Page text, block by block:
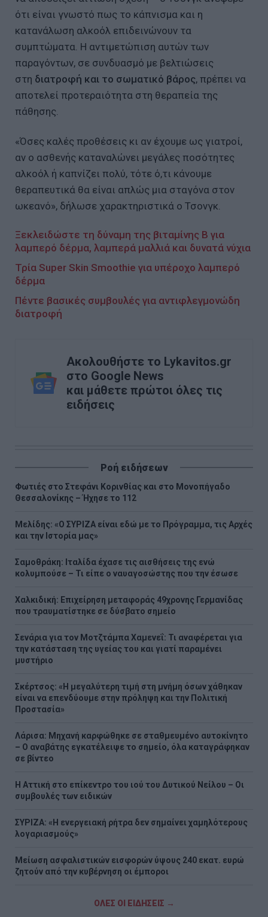
ότι είναι γνωστό πως το κάπνισμα και η
κατανάλωση αλκοόλ επιδεινώνουν τα
συμπτώματα. Η αντιμετώπιση αυτών των
παραγόντων, σε συνδυασμό με βελτιώσεις
στη διατροφή και το σωματικό βάρος, πρέπει να
αποτελεί προτεραιότητα στη θεραπεία της
πάθησης.
«Όσες καλές προθέσεις κι αν έχουμε ως γιατροί,
αν ο ασθενής καταναλώνει μεγάλες ποσότητες
αλκοόλ ή καπνίζει πολύ, τότε ό,τι κάνουμε
θεραπευτικά θα είναι απλώς μια σταγόνα στον
ωκεανό», δήλωσε χαρακτηριστικά ο Τσονγκ.
Ξεκλειδώστε τη δύναμη της βιταμίνης Β για
λαμπερό δέρμα, λαμπερά μαλλιά και δυνατά νύχια
Τρία Super Skin Smoothie για υπέροχο λαμπερό
δέρμα
Πέντε βασικές συμβουλές για αντιφλεγμονώδη
διατροφή
Ακολουθήστε το Lykavitos.gr
στο Google News
και μάθετε πρώτοι όλες τις
ειδήσεις
Ροή ειδήσεων
Φωτιές στο Στεφάνι Κορινθίας και στο Μονοπήγαδο
Θεσσαλονίκης – Ήχησε το 112
Μελίδης: «Ο ΣΥΡΙΖΑ είναι εδώ με το Πρόγραμμα, τις Αρχές
και την Ιστορία μας»
Σαμοθράκη: Ιταλίδα έχασε τις αισθήσεις της ενώ
κολυμπούσε – Τι είπε ο ναυαγοσώστης που την έσωσε
Χαλκιδική: Επιχείρηση μεταφοράς 49χρονης Γερμανίδας
που τραυματίστηκε σε δύσβατο σημείο
Σενάρια για τον Μοτζτάμπα Χαμενεΐ: Τι αναφέρεται για
την κατάσταση της υγείας του και γιατί παραμένει
μυστήριο
Σκέρτσος: «Η μεγαλύτερη τιμή στη μνήμη όσων χάθηκαν
είναι να επενδύουμε στην πρόληψη και την Πολιτική
Προστασία»
Λάρισα: Μηχανή καρφώθηκε σε σταθμευμένο αυτοκίνητο
– Ο αναβάτης εγκατέλειψε το σημείο, όλα καταγράφηκαν
σε βίντεο
Η Αττική στο επίκεντρο του ιού του Δυτικού Νείλου – Οι
συμβουλές των ειδικών
ΣΥΡΙΖΑ: «Η ενεργειακή ρήτρα δεν σημαίνει χαμηλότερους
λογαριασμούς»
Μείωση ασφαλιστικών εισφορών ύψους 240 εκατ. ευρώ
ζητούν από την κυβέρνηση οι έμποροι
ΟΛΕΣ ΟΙ ΕΙΔΗΣΕΙΣ →